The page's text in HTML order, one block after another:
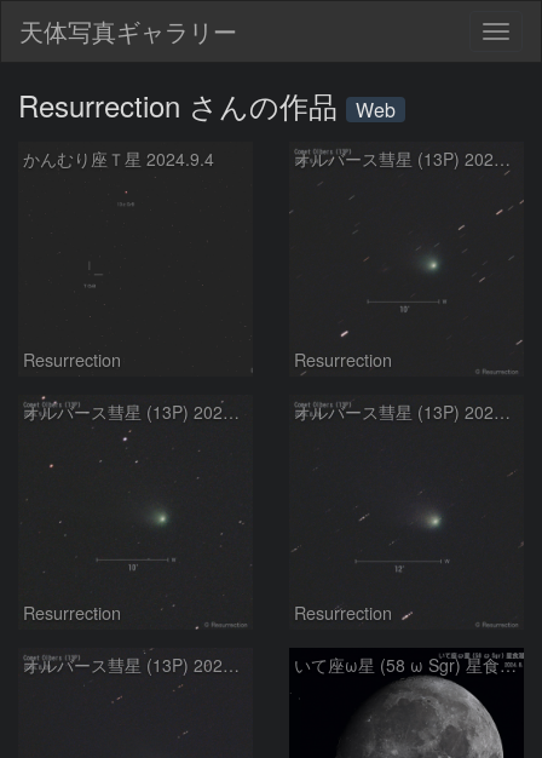
天体写真ギャラリー
Resurrection さんの作品 Web
かんむり座Ｔ星 2024.9.4
Resurrection
オルバース彗星 (13P) 2024.9.4
Resurrection
オルバース彗星 (13P) 2024.9.2
Resurrection
オルバース彗星 (13P) 2024.8.26
Resurrection
オルバース彗星 (13P) 2024.8.20 いて座ω星 (58 ω Sgr) 星食潜入 2024.8.18